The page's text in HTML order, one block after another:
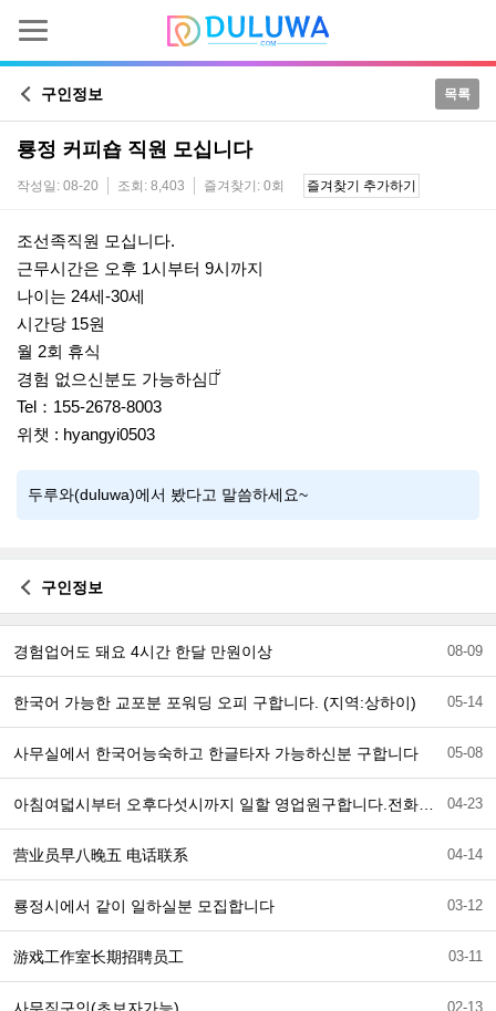
구인정보 목록
룡정 커피숍 직원 모십니다
작성일: 08-20 조회: 8,403 즐겨찾기: 0회 즐겨찾기 추가하기
본문
조선족직원 모십니다.
근무시간은 오후 1시부터 9시까지
나이는 24세-30세
시간당 15원
월 2회 휴식
경험 없으신분도 가능하심다̌̈
Tel：155-2678-8003
위챗 : hyangyi0503
두루와(duluwa)에서 봤다고 말씀하세요~
구인정보
경험업어도 돼요 4시간 한달 만원이상 08-09
한국어 가능한 교포분 포워딩 오피 구합니다. (지역:상하이) 05-14
사무실에서 한국어능숙하고 한글타자 가능하신분 구합니다 05-08
04-23
营业员早八晚五 电话联系 04-14
룡정시에서 같이 일하실분 모집합니다 03-12
游戏工作室长期招聘员工 03-11
사무직구인(초보자가능) 02-13